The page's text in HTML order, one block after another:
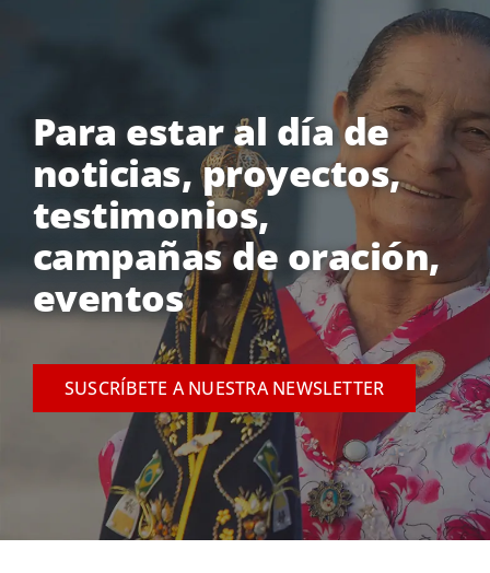
Para estar al día de
noticias, proyectos,
testimonios,
campañas de oración,
eventos
SUSCRÍBETE A NUESTRA NEWSLETTER